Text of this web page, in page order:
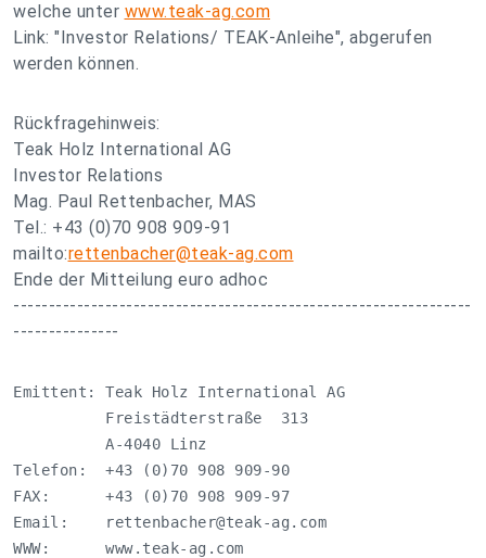
welche unter www.teak-ag.com
Link: "Investor Relations/ TEAK-Anleihe", abgerufen
werden können.
Rückfragehinweis:
Teak Holz International AG
Investor Relations
Mag. Paul Rettenbacher, MAS
Tel.: +43 (0)70 908 909-91
mailto:rettenbacher@teak-ag.com
Ende der Mitteilung euro adhoc
-----------------------------------------------------------------
---------------
Emittent: Teak Holz International AG
          Freistädterstraße  313
          A-4040 Linz
Telefon:  +43 (0)70 908 909-90
FAX:      +43 (0)70 908 909-97
Email:
rettenbacher@teak-ag.com
WWW:      www.teak-ag.com